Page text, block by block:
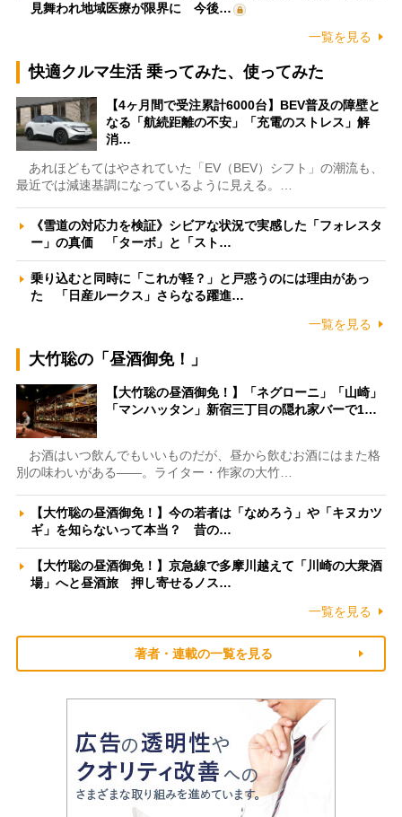
見舞われ地域医療が限界に 今後…
一覧を見る
快適クルマ生活 乗ってみた、使ってみた
【4ヶ月間で受注累計6000台】BEV普及の障壁と
なる「航続距離の不安」「充電のストレス」解
消…
あれほどもてはやされていた「EV（BEV）シフト」の潮流も、
最近では減速基調になっているように見える。…
《雪道の対応力を検証》シビアな状況で実感した「フォレスタ
ー」の真価 「ターボ」と「スト…
乗り込むと同時に「これが軽？」と戸惑うのには理由があっ
た 「日産ルークス」さらなる躍進…
一覧を見る
大竹聡の「昼酒御免！」
【大竹聡の昼酒御免！】「ネグローニ」「山崎」
「マンハッタン」新宿三丁目の隠れ家バーで1…
お酒はいつ飲んでもいいものだが、昼から飲むお酒にはまた格
別の味わいがある――。ライター・作家の大竹…
【大竹聡の昼酒御免！】今の若者は「なめろう」や「キヌカツ
ギ」を知らないって本当？ 昔の…
【大竹聡の昼酒御免！】京急線で多摩川越えて「川崎の大衆酒
場」へと昼酒旅 押し寄せるノス…
一覧を見る
著者・連載の一覧を見る